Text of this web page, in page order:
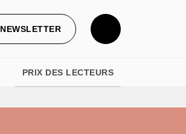
NEWSLETTER
PRIX DES LECTEURS